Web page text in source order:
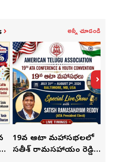
అన్నీ చూడండి
19వ ఆటా మహాసభలలో
సతీశ్ రామసహాయం రెడ్డి